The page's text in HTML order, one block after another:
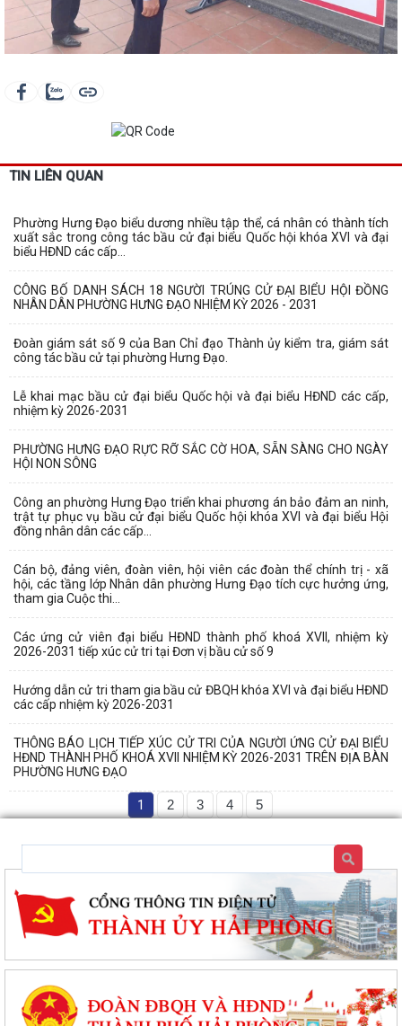
TIN LIÊN QUAN
Phường Hưng Đạo biểu dương nhiều tập thể, cá nhân có thành tích
xuất sắc trong công tác bầu cử đại biểu Quốc hội khóa XVI và đại
biểu HĐND các cấp...
CÔNG BỐ DANH SÁCH 18 NGƯỜI TRÚNG CỬ ĐẠI BIỂU HỘI ĐỒNG
NHÂN DÂN PHƯỜNG HƯNG ĐẠO NHIỆM KỲ 2026 - 2031
Đoàn giám sát số 9 của Ban Chỉ đạo Thành ủy kiểm tra, giám sát
công tác bầu cử tại phường Hưng Đạo.
Lễ khai mạc bầu cử đại biểu Quốc hội và đại biểu HĐND các cấp,
nhiệm kỳ 2026-2031
PHƯỜNG HƯNG ĐẠO RỰC RỠ SẮC CỜ HOA, SẴN SÀNG CHO NGÀY
HỘI NON SÔNG
Công an phường Hưng Đạo triển khai phương án bảo đảm an ninh,
trật tự phục vụ bầu cử đại biểu Quốc hội khóa XVI và đại biểu Hội
đồng nhân dân các cấp...
Cán bộ, đảng viên, đoàn viên, hội viên các đoàn thể chính trị - xã
hội, các tầng lớp Nhân dân phường Hưng Đạo tích cực hưởng ứng,
tham gia Cuộc thi...
Các ứng cử viên đại biểu HĐND thành phố khoá XVII, nhiệm kỳ
2026-2031 tiếp xúc cử tri tại Đơn vị bầu cử số 9
Hướng dẫn cử tri tham gia bầu cử ĐBQH khóa XVI và đại biểu HĐND
các cấp nhiệm kỳ 2026-2031
THÔNG BÁO LỊCH TIẾP XÚC CỬ TRI CỦA NGƯỜI ỨNG CỬ ĐẠI BIỂU
HĐND THÀNH PHỐ KHOÁ XVII NHIỆM KỲ 2026-2031 TRÊN ĐỊA BÀN
PHƯỜNG HƯNG ĐẠO
1 2 3 4 5